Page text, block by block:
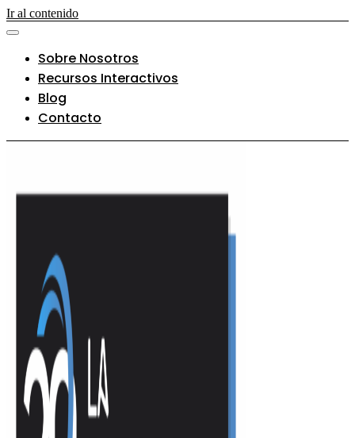
Ir al contenido
Sobre Nosotros
Recursos Interactivos
Blog
Contacto